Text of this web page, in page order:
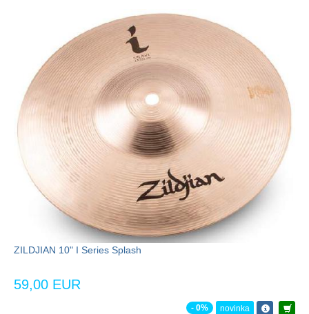
ZILDJIAN 10" I Series Splash
59,00 EUR
- 0% novinka